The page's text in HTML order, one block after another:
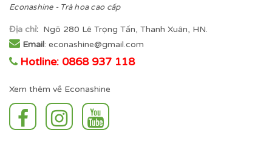
Econashine - Trà hoa cao cấp
Địa chỉ: Ngõ 280 Lê Trọng Tấn, Thanh Xuân, HN.
Email: econashine@gmail.com
Hotline: 0868 937 118
Xem thêm về Econashine